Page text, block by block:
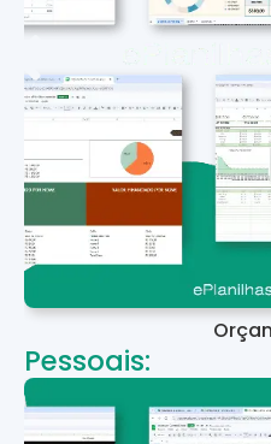
Pessoais: